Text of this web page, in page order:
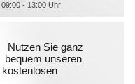
09:00 - 13:00 Uhr
Nutzen Sie ganz
bequem unseren
kostenlosen